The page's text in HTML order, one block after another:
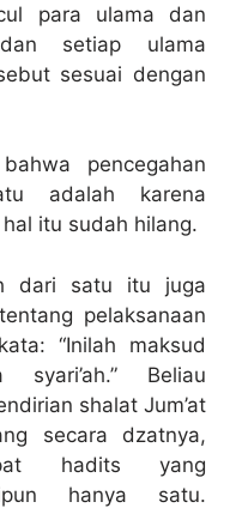
para ulama dan
setiap ulama
sesuai dengan
pencegahan
adalah karena
itu sudah hilang.
dari satu itu juga
pelaksanaan
“Inilah maksud
Beliau
shalat Jum’at
secara dzatnya,
hadits yang
hanya satu.